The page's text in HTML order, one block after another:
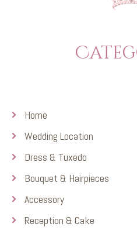
Home
Wedding Location
Dress & Tuxedo
Bouquet & Hairpieces
Accessory
Reception & Cake